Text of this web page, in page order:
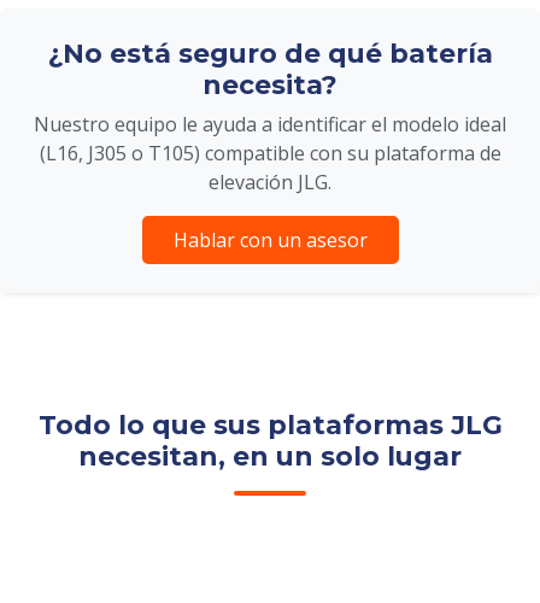
¿No está seguro de qué batería
necesita?
Nuestro equipo le ayuda a identificar el modelo ideal
(L16, J305 o T105) compatible con su plataforma de
elevación JLG.
Hablar con un asesor
Todo lo que sus plataformas JLG
necesitan, en un solo lugar